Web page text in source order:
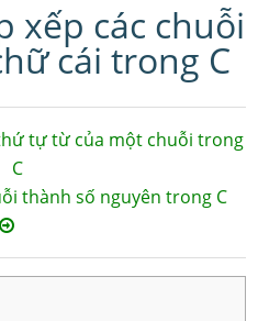
xếp các chuỗi
cái trong C
tự từ của một chuỗi trong
C
thành số nguyên trong C